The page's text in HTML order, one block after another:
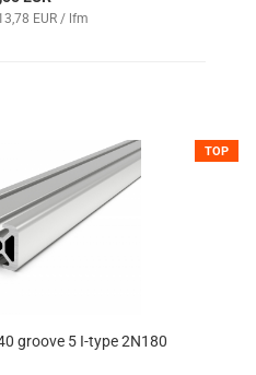
EUR / lfm
TOP
groove 5 I-type 2N180